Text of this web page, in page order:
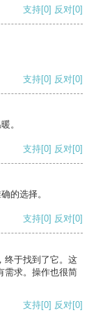
支持[0] 反对[0]
支持[0] 反对[0]
。
支持[0] 反对[0]
的选择。
支持[0] 反对[0]
终于找到了它。这
需求。操作也很简
支持[0] 反对[0]